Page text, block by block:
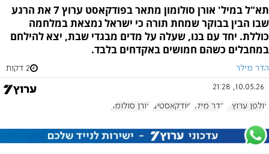
תא"ל במיל' אורן סולומון מתאר בפודקאסט ערוץ 7 את הרגע
שבו הבין בבוקר שמחת תורה כי ישראל נמצאת במלחמה
כוללת. יחד עם בנו, שעלה על מדים מבגדי שבת, יצא להילחם
במחבלים כשהם חמושים באקדחים בלבד.
הדר מילר 2 דקות
10.05.26, 21:28
אולפן ערוץ 7 הדר מילר פודקאסטים אורן סולומון